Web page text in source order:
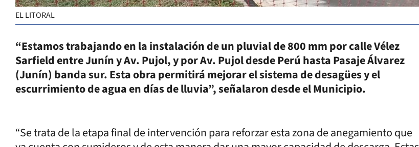
EL LITORAL
“Estamos trabajando en la instalación de un pluvial de 800 mm por calle Vélez
Sarfield entre Junín y Av. Pujol, y por Av. Pujol desde Perú hasta Pasaje Álvarez
(Junín) banda sur. Esta obra permitirá mejorar el sistema de desagües y el
escurrimiento de agua en días de lluvia”, señalaron desde el Municipio.
“Se trata de la etapa final de intervención para reforzar esta zona de anegamiento que